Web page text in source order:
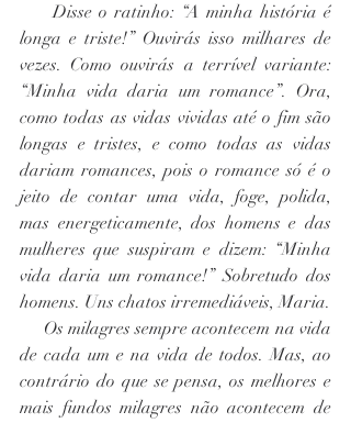
     Disse o ratinho: “A minha história é
longa e triste!” Ouvirás isso milhares de
vezes. Como ouvirás a terrível variante:
“Minha vida daria um romance”. Ora,
como todas as vidas vividas até o fim são
longas e tristes, e como todas as vidas
dariam romances, pois o romance só é o
jeito de contar uma vida, foge, polida,
mas energeticamente, dos homens e das
mulheres que suspiram e dizem: “Minha
vida daria um romance!” Sobretudo dos
homens. Uns chatos irremediáveis, Maria.
de cada um e na vida de todos. Mas, ao
contrário do que se pensa, os melhores e
mais fundos milagres não acontecem de